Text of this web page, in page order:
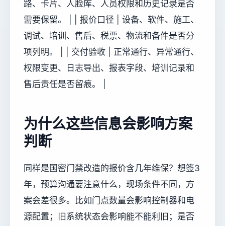
路、卡片、人脸库、人员权限和历史记录是否
需要保留。 | | 报价口径 | 设备、软件、施工、
调试、培训、售后、税票、物流和备件是否分
项列明。 | | 交付验收 | 正常通行、异常通行、
权限变更、日志导出、报表字段、培训记录和
售后责任是否留痕。 |
为什么这些信息会影响方案
判断
同样是国密门禁改造的报价含几年维保？想签3
年，预算沟通要注意什么，现场条件不同，方
案会差很多。比如门点数量会影响控制器和电
源配置；旧系统状态会影响能不能利旧；是否